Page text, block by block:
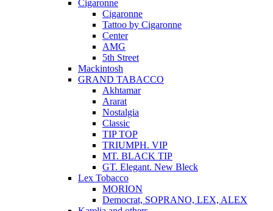
Cigaronne
Cigaronne
Tattoo by Cigaronne
Center
AMG
5th Street
Mackintosh
GRAND TABACCO
Akhtamar
Ararat
Nostalgia
Classic
TIP TOP
TRIUMPH. VIP
MT. BLACK TIP
GT. Elegant. New Bleck
Lex Tobacco
MORION
Democrat, SOPRANO, LEX, ALEX